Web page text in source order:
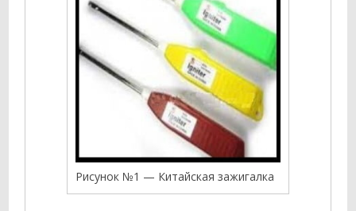
Рисунок №1 — Китайская зажигалка